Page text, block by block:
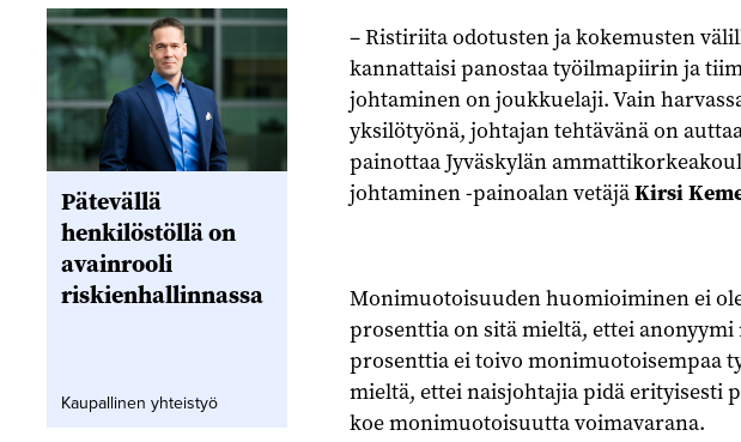
– Ristiriita odotusten ja kokemusten
kannattaisi panostaa työilmapiirin ja
johtaminen on joukkuelaji. Vain
yksilötyönä, johtajan tehtävänä on
painottaa Jyväskylän
johtaminen -painoalan vetäjäKirsi
Monimuotoisuuden huomioiminen ei
prosenttia on sitä mieltä, ettei
prosenttia ei toivo monimuotoisempaa
mieltä, ettei naisjohtajia pidä erityisesti
koe monimuotoisuutta voimavarana.
Pätevällä
henkilöstöllä on
avainrooli
riskienhallinnassa
Kaupallinen yhteistyö